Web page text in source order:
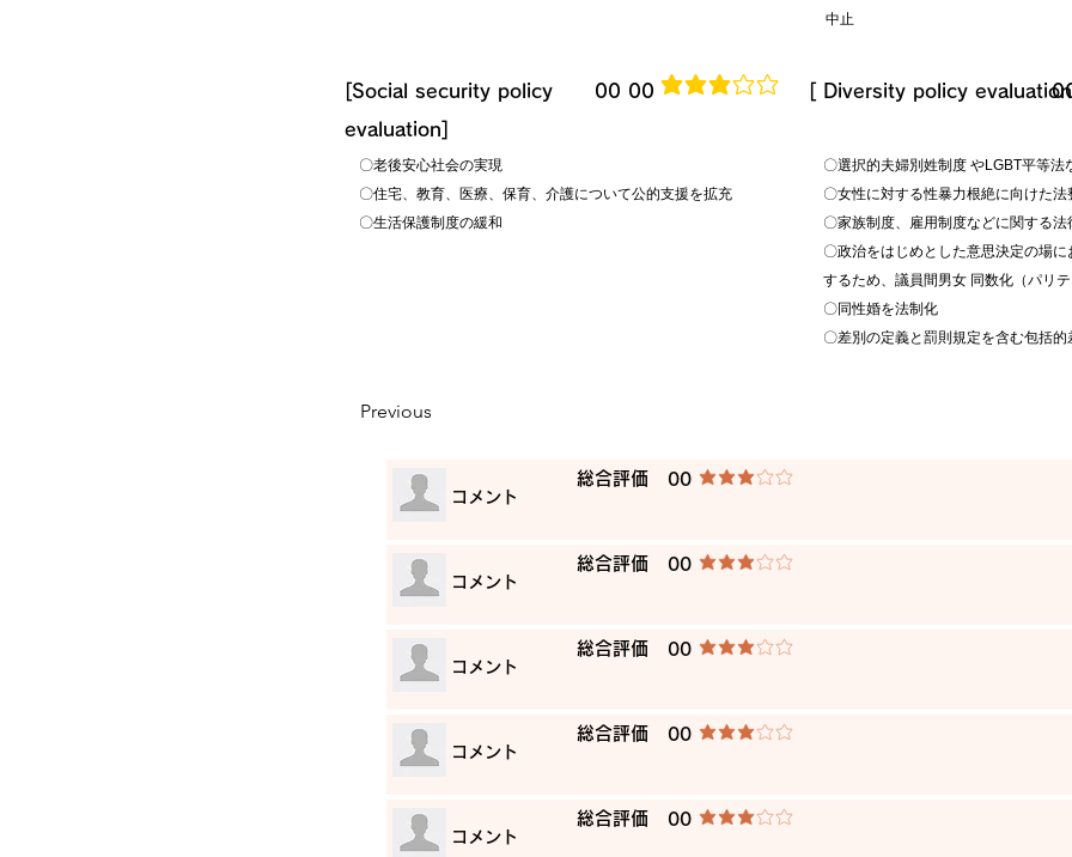
中止
[Social security policy
evaluation]
​00 00 average rating is 3 out of 5
〇老後安心社会の実現
〇住宅、教育、医療、保育、介護について公的支援を拡充
〇生活保護制度の緩和
[​ Diversity policy
〇選択的夫婦別姓制度 やLGBT平等法
〇女性に対する性暴力根絶に向けた法
〇家族制度、雇用制度などに関する法
〇政治をはじめとした意思決定の場
するため、議員間男女 同数化（パリ
〇同性婚を法制化
〇差別の定義と罰則規定を含む包括的
Previous
​総合評価 00 average rating is 3 out of 5
​コメント
​総合評価 00 average rating is 3 out of 5
​コメント
​総合評価 00 average rating is 3 out of 5
​コメント
​総合評価 00 average rating is 3 out of 5
​コメント
​総合評価 00 average rating is 3 out of 5
​コメント